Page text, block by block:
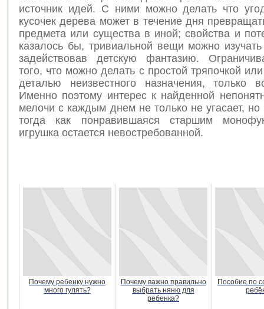
источник идей. С ними можно делать что
кусочек дерева может в течение дня
предмета или существа в иной; свойства и
казалось бы, тривиальной вещи можно
задействовав детскую фантазию.
того, что можно делать с простой тряпочкой
деталью неизвестного назначения, только
Именно поэтому интерес к найденной
мелочи с каждым днем не только не угасает, но
тогда как понравившаяся старшим
игрушка остается невостребованной.
Почему ребенку нужно
много гулять?
Почему важно правильно
выбрать няню для
ребенка?
Пособие по